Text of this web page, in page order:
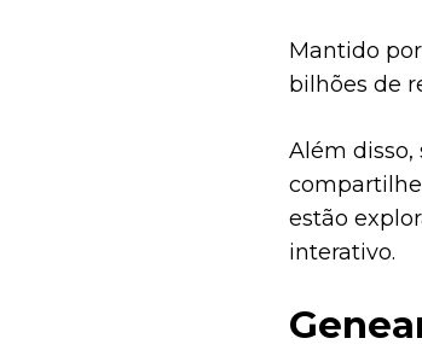
Mantido
bilhões de
Além disso,
estão
interativo.